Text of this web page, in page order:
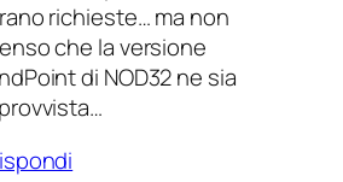
richieste… ma non
che la versione
di NOD32 ne sia